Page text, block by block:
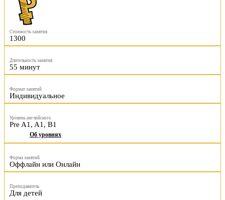
Стоимость занятия
1300
Длительность занятия
55 минут
Формат занятий
Индивидуальное
Уровень английского
Pre A1, A1, B1
Об уровнях
Форма занятий
Оффлайн или Онлайн
Преподаватель
Для детей